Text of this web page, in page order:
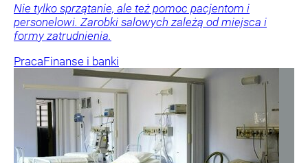
Nie tylko sprzątanie, ale też pomoc pacjentom i
personelowi. Zarobki salowych zależą od miejsca i
formy zatrudnienia.
PracaFinanse i banki